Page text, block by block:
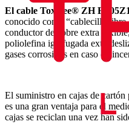
El cable Toxfree® ZH
conocido como “cablecillo libre
conductor de cobre extra
poliolefina ignifugada
gases corrosivos en caso de
El suministro en cajas de cartón
es una gran ventaja para el
cajas se reciclan una vez han